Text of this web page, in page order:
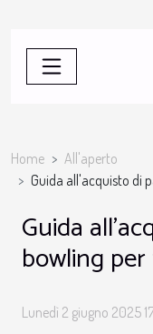
Home
All'aperto
Guida all'acquisto di
Guida
bowling
Lunedì 2 giugno 2025